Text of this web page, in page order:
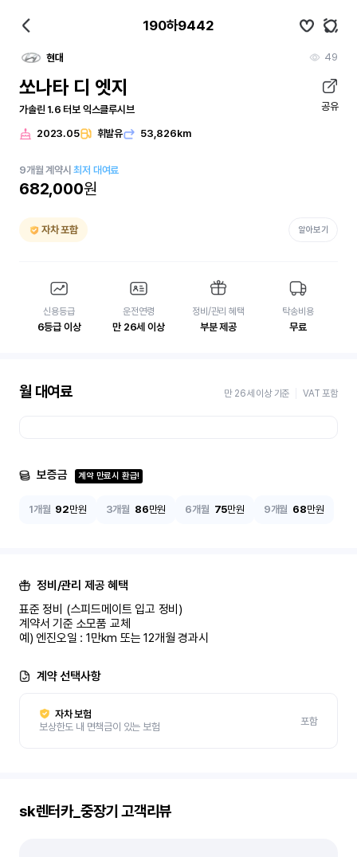
190하9442
현대 49
쏘나타 디 엣지
가솔린 1.6 터보 익스클루시브 공유
2023.05 휘발유 53,826km
9개월 계약시최저 대여료
682,000원
자차 포함 알아보기
신용등급
6등급 이상
운전연령
만 26세 이상
정비/관리 혜택
부분 제공
탁송비용
무료
월 대여료 만 26세 이상 기준 VAT 포함
보증금 계약 만료시 환급!
1개월 92만원 3개월 86만원 6개월 75만원 9개월 68만원
정비/관리 제공 혜택
표준 정비 (스피드메이트 입고 정비)
계약서 기준 소모품 교체
예) 엔진오일 : 1만km 또는 12개월 경과시
계약 선택사항
자차 보험
보상한도 내 면책금이 있는 보험
포함
sk렌터카_중장기 고객리뷰